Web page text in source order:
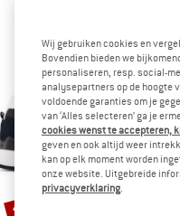
Korting
tot -30%
Wij gebruiken cookies en
Bovendien bieden we
personaliseren, resp. social-
analysepartners op de hoogte
voldoende garanties om je
van ‘Alles selecteren’ ga je
cookies wenst te accepteren,
geven en ook altijd weer
kan op elk moment worden
onze website. Uitgebreide
privacyverklaring.